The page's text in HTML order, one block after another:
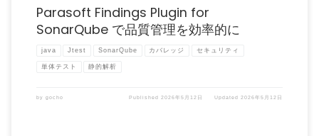
Parasoft Findings Plugin for
SonarQube で品質管理を効率的に
java Jtest SonarQube カバレッジ セキュリティ
単体テスト 静的解析
by gocho Published 2026年5月12日 Updated 2026年5月12日